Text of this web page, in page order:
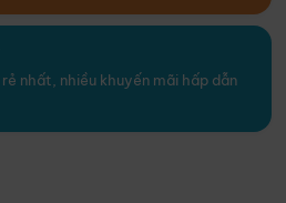
nhất, nhiều khuyến mãi hấp dẫn